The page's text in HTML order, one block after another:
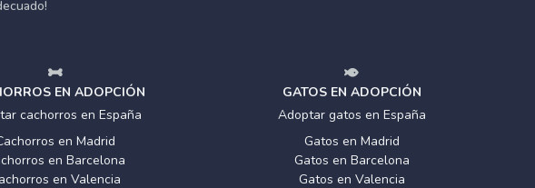
EN ADOPCIÓN
cachorros en España
en Madrid
en Barcelona
en Valencia
GATOS EN ADOPCIÓN
Adoptar gatos en España
Gatos en Madrid
Gatos en Barcelona
Gatos en Valencia